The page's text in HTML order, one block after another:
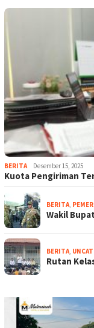
BERITA Desember 15, 2025
Kuota Pengiriman
BERITA,
Wakil
BERITA,
Rutan